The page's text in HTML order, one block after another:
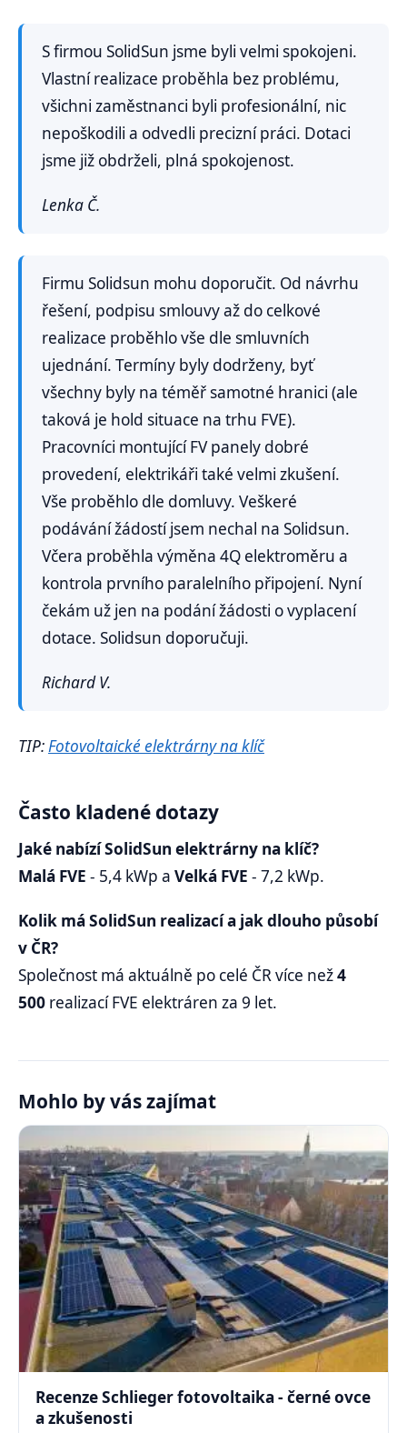
S firmou SolidSun jsme byli velmi spokojeni.
Vlastní realizace proběhla bez problému,
všichni zaměstnanci byli profesionální, nic
nepoškodili a odvedli precizní práci. Dotaci
jsme již obdrželi, plná spokojenost.
Lenka Č.
Firmu Solidsun mohu doporučit. Od návrhu
řešení, podpisu smlouvy až do celkové
realizace proběhlo vše dle smluvních
ujednání. Termíny byly dodrženy, byť
všechny byly na téměř samotné hranici (ale
taková je hold situace na trhu FVE).
Pracovníci montující FV panely dobré
provedení, elektrikáři také velmi zkušení.
Vše proběhlo dle domluvy. Veškeré
podávání žádostí jsem nechal na Solidsun.
Včera proběhla výměna 4Q elektroměru a
kontrola prvního paralelního připojení. Nyní
čekám už jen na podání žádosti o vyplacení
dotace. Solidsun doporučuji.
Richard V.
TIP:Fotovoltaické elektrárny na klíč
Často kladené dotazy
Jaké nabízí SolidSun elektrárny na klíč?
Malá FVE - 5,4 kWp a Velká FVE - 7,2 kWp.
Kolik má SolidSun realizací a jak dlouho působí
v ČR?
Společnost má aktuálně po celé ČR více než4
500 realizací FVE elektráren za 9 let.
Mohlo by vás zajímat
Recenze Schlieger fotovoltaika - černé ovce
a zkušenosti